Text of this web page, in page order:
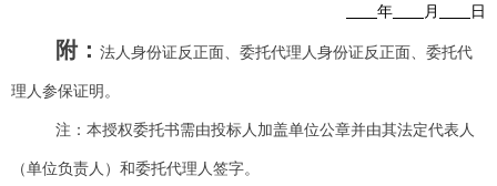
年 月 日
附： 法人身份证反正面、委托代理人身份证反正面、委托代
理人参保证明。
注：本授权委托书需由投标人加盖单位公章并由其法定代表人
（单位负责人）和委托代理人签字。